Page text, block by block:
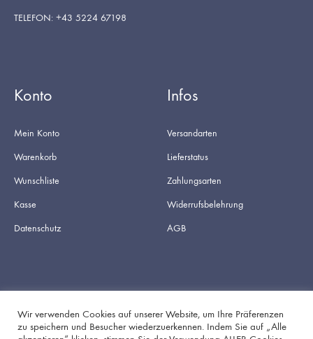
TELEFON: +43 5224 67198
Konto
Mein Konto
Warenkorb
Wunschliste
Kasse
Datenschutz
Infos
Versandarten
Lieferstatus
Zahlungsarten
Widerrufsbelehrung
AGB
Wir verwenden Cookies auf unserer Website, um Ihre Präferenzen
zu speichern und Besucher wiederzuerkennen. Indem Sie auf „Alle